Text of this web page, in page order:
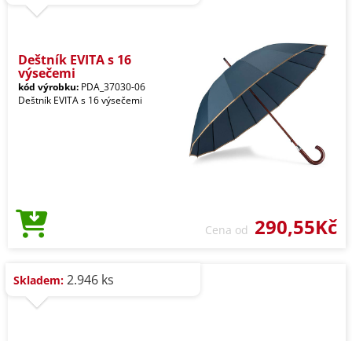
Deštník EVITA s 16
výsečemi
kód výrobku: PDA_37030-06
Deštník EVITA s 16 výsečemi
Cena od 290,55Kč
Skladem: 2.946 ks